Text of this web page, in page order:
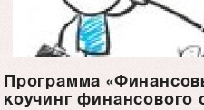
Программа
коучинг финансового